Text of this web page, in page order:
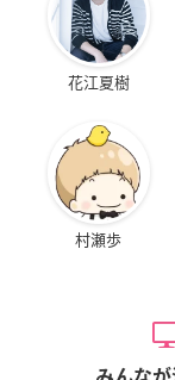
花江夏樹
村瀬歩
みんな